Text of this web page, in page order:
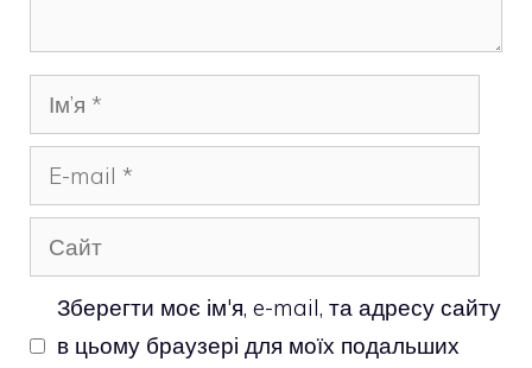
Ім’я
mail
Сайт
Зберегти моє ім'я, e-mail, та адресу сайту
в цьому браузері для моїх подальших